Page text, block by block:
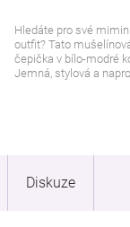
Hledáte pro své
outfit? Tato
čepička v bílo-modré
Jemná, stylová a
Diskuze